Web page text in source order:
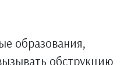
образования,
обструкцию